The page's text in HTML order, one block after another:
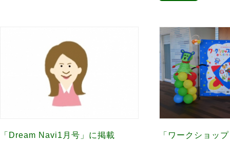
「Dream Navi1月号」に掲載
「ワークショッ